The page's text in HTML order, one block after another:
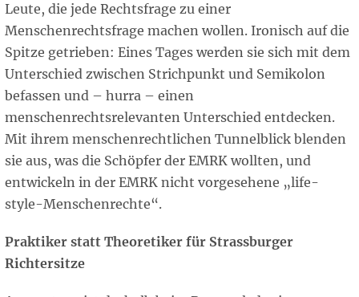
Leute, die jede Rechtsfrage zu einer
Menschenrechtsfrage machen wollen. Ironisch auf die
Spitze getrieben: Eines Tages werden sie sich mit dem
Unterschied zwischen Strichpunkt und Semikolon
befassen und – hurra – einen
menschenrechtsrelevanten Unterschied entdecken.
Mit ihrem menschenrechtlichen Tunnelblick blenden
sie aus, was die Schöpfer der EMRK wollten, und
entwickeln in der EMRK nicht vorgesehene „life-
style-Menschenrechte“.
Praktiker statt Theoretiker für Strassburger
Richtersitze